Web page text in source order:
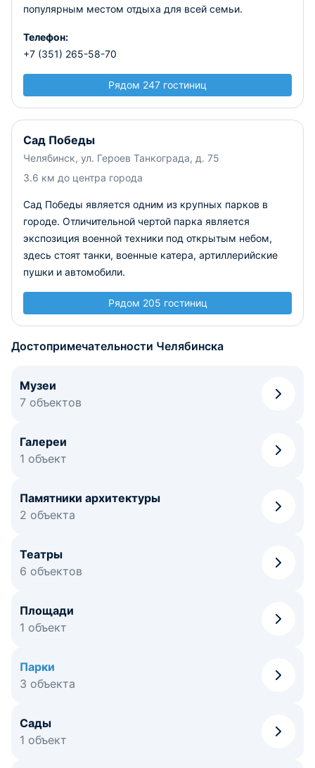
популярным местом отдыха для всей семьи.
Телефон:
+7 (351) 265-58-70
Рядом 247 гостиниц
Сад Победы
Челябинск, ул. Героев Танкограда, д. 75
3.6 км до центра города
Сад Победы является одним из крупных парков в
городе. Отличительной чертой парка является
экспозиция военной техники под открытым небом,
здесь стоят танки, военные катера, артиллерийские
пушки и автомобили.
Рядом 205 гостиниц
Достопримечательности Челябинска
Музеи
7 объектов
Галереи
1 объект
Памятники архитектуры
2 объекта
Театры
6 объектов
Площади
1 объект
Парки
3 объекта
Сады
1 объект